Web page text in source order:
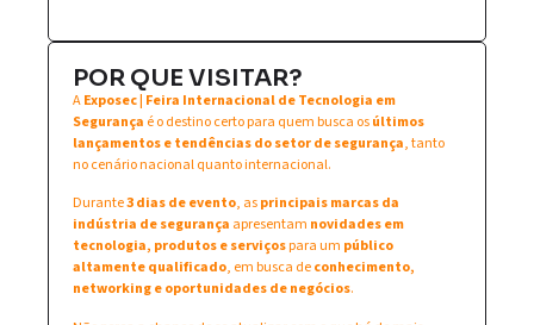
POR QUE VISITAR?
AExposec | Feira Internacional de Tecnologia em
Segurança é o destino certo para quem busca osúltimos
lançamentos e tendências do setor de segurança, tanto
no cenário nacional quanto internacional.
Durante3 dias de evento, asprincipais marcas da
indústria de segurança apresentam novidades em
tecnologia, produtos e serviçospara um público
altamente qualificado, em busca deconhecimento,
networking e oportunidades de negócios.